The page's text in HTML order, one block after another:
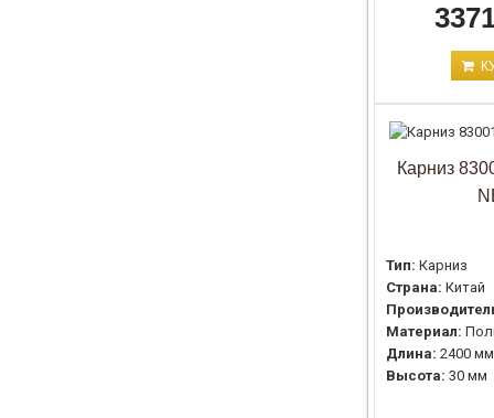
Карниз
Тип: Карниз
Страна: Китай
Материал:
Длина: 2400 мм
Высота: 30 мм